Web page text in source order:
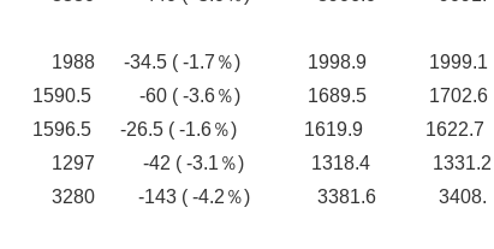
-34.5 ( -1.7％) 1998.9 1999.1
-60 ( -3.6％) 1689.5 1702.6
-26.5 ( -1.6％) 1619.9 1622.7
業 1297 -42 ( -3.1％) 1318.4 1331.2
-143 ( -4.2％) 3381.6 3408.